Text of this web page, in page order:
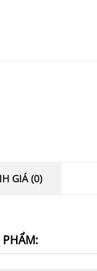
GIÁ (0)
PHẨM: